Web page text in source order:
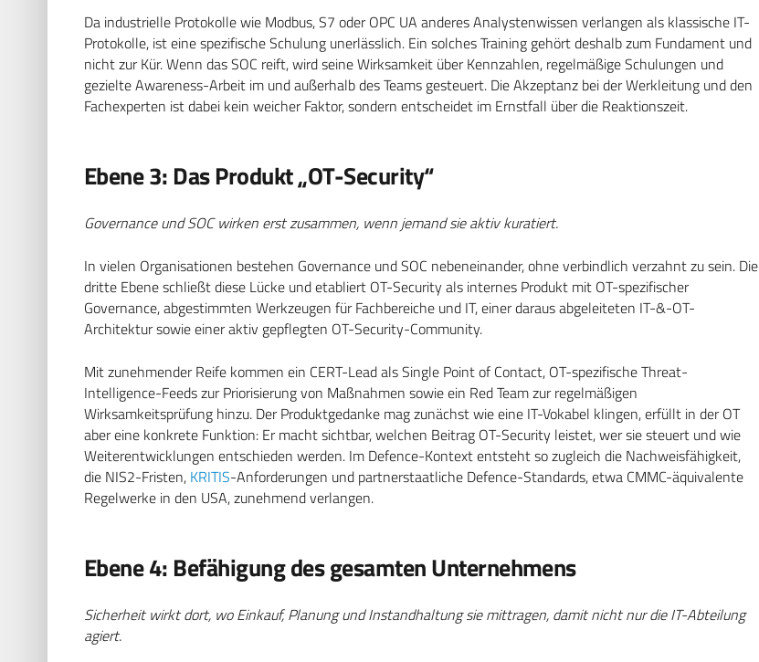
Da industrielle Protokolle wie Modbus, S7 oder OPC UA anderes Analystenwissen verlangen als klassische IT-
Protokolle, ist eine spezifische Schulung unerlässlich. Ein solches Training gehört deshalb zum Fundament und
nicht zur Kür. Wenn das SOC reift, wird seine Wirksamkeit über Kennzahlen, regelmäßige Schulungen und
gezielte Awareness-Arbeit im und außerhalb des Teams gesteuert. Die Akzeptanz bei der Werkleitung und den
Fachexperten ist dabei kein weicher Faktor, sondern entscheidet im Ernstfall über die Reaktionszeit.
Ebene 3: Das Produkt „OT-Security“
Governance und SOC wirken erst zusammen, wenn jemand sie aktiv kuratiert.
In vielen Organisationen bestehen Governance und SOC nebeneinander, ohne verbindlich verzahnt zu sein. Die
dritte Ebene schließt diese Lücke und etabliert OT-Security als internes Produkt mit OT-spezifischer
Governance, abgestimmten Werkzeugen für Fachbereiche und IT, einer daraus abgeleiteten IT-&-OT-
Architektur sowie einer aktiv gepflegten OT-Security-Community.
Mit zunehmender Reife kommen ein CERT-Lead als Single Point of Contact, OT-spezifische Threat-
Intelligence-Feeds zur Priorisierung von Maßnahmen sowie ein Red Team zur regelmäßigen
Wirksamkeitsprüfung hinzu. Der Produktgedanke mag zunächst wie eine IT-Vokabel klingen, erfüllt in der OT
aber eine konkrete Funktion: Er macht sichtbar, welchen Beitrag OT-Security leistet, wer sie steuert und wie
Weiterentwicklungen entschieden werden. Im Defence-Kontext entsteht so zugleich die Nachweisfähigkeit,
die NIS2-Fristen, KRITIS-Anforderungen und partnerstaatliche Defence-Standards, etwa CMMC-äquivalente
Regelwerke in den USA, zunehmend verlangen.
Ebene 4: Befähigung des gesamten Unternehmens
Sicherheit wirkt dort, wo Einkauf, Planung und Instandhaltung sie mittragen, damit nicht nur die IT-Abteilung
agiert.